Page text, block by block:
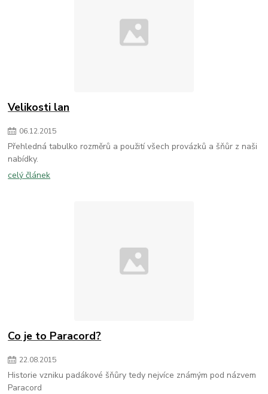
Velikosti lan
06.12.2015
Přehledná tabulko rozměrů a použití všech provázků a šňůr z naši
nabídky.
celý článek
Co je to Paracord?
22.08.2015
Historie vzniku padákové šňůry tedy nejvíce známým pod názvem
Paracord